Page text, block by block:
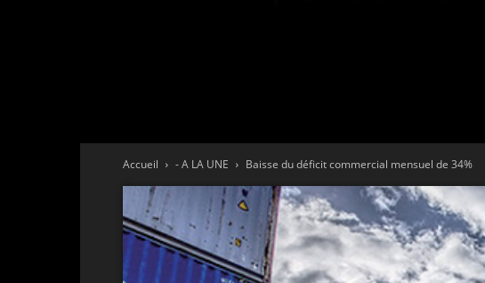
Accueil - A LA UNE Baisse du déficit commercial mensuel de 34%